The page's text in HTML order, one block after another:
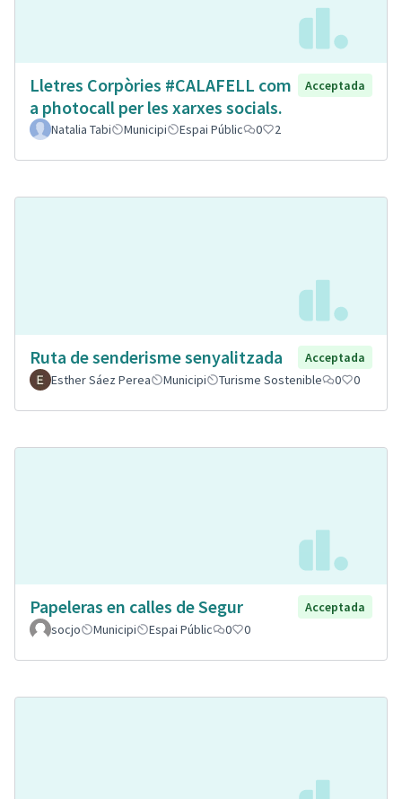
Lletres Corpòries #CALAFELL com
a photocall per les xarxes socials.
Acceptada
Natalia Tabi Municipi Espai Públic 0 2
Ruta de senderisme senyalitzada
Acceptada
Esther Sáez Perea
Municipi Turisme Sostenible 0 0
Papeleras en calles de Segur
Acceptada
socjo
Municipi Espai Públic 0 0